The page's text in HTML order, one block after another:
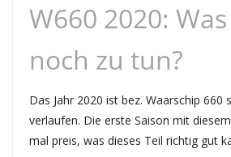
W660 2020:
noch zu tun?
Das Jahr 2020 ist bez. Waarschip 660
verlaufen. Die erste Saison mit
mal preis, was dieses Teil richtig gut